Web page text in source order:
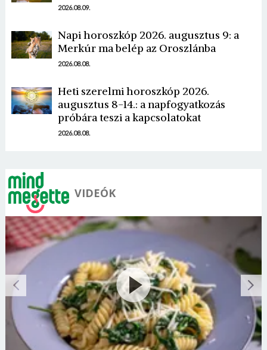
2026.08.09.
Napi horoszkóp 2026. augusztus 9: a
Merkúr ma belép az Oroszlánba
2026.08.08.
Heti szerelmi horoszkóp 2026.
augusztus 8-14.: a napfogyatkozás
próbára teszi a kapcsolatokat
2026.08.08.
VIDEÓK